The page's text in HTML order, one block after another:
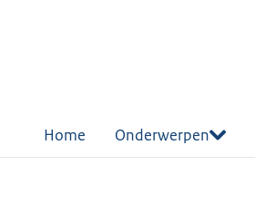
Home Onderwerpen